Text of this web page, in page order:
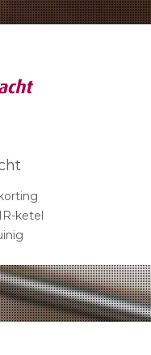
ketel